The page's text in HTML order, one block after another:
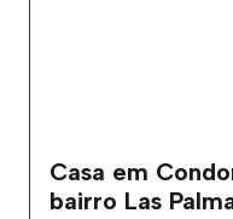
Casa em
bairro Las